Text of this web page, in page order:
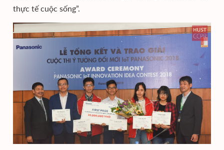
thực tế cuộc sống”.